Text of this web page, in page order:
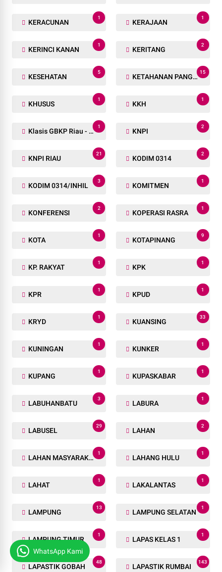
KERACUNAN
1
KERAJAAN
1
KERINCI KANAN
1
KERITANG
2
KESEHATAN
5
KETAHANAN PANGAN
15
KHUSUS
1
KKH
1
Klasis GBKP Riau - Sumbar.
1
KNPI
2
KNPI RIAU
21
KODIM 0314
2
KODIM 0314/INHIL
3
KOMITMEN
1
KONFERENSI
2
KOPERASI RASRA
1
KOTA
1
KOTAPINANG
9
KP. RAKYAT
1
KPK
1
KPR
1
KPUD
1
KRYD
1
KUANSING
33
KUNINGAN
1
KUNKER
1
KUPANG
1
KUPASKABAR
1
LABUHANBATU
3
LABURA
1
LABUSEL
29
LAHAN
2
LAHAN MASYARAKAT
1
LAHANG HULU
1
LAHAT
1
LAKALANTAS
1
LAMPUNG
13
LAMPUNG SELATAN
1
LAMPUNG TIMUR
1
LAPAS KELAS 1
1
LAPASTIK GOBAH
48
LAPASTIK RUMBAI
143
WhatsApp Kami